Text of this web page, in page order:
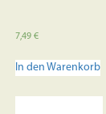
7,49 €
In den Warenkorb